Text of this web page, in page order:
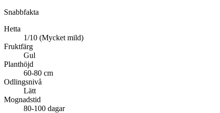
Snabbfakta
Hetta
1/10 (Mycket mild)
Fruktfärg
Gul
Planthöjd
60-80 cm
Odlingsnivå
Lätt
Mognadstid
80-100 dagar